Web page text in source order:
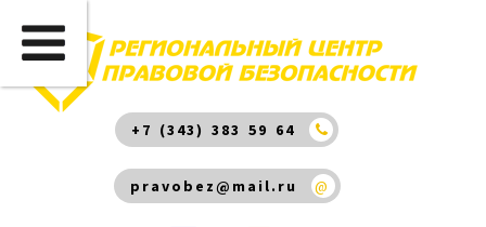
+7 (343) 383 59 64
pravobez@mail.ru @